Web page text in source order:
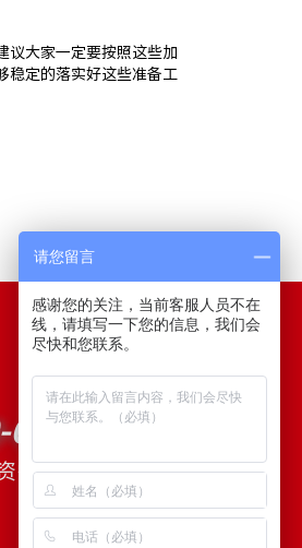
议大家一定要按照这些加
稳定的落实好这些准备工
641-6878
需谨慎
请您留言
感谢您的关注，当前客服人员不在
线，请填写一下您的信息，我们会
尽快和您联系。